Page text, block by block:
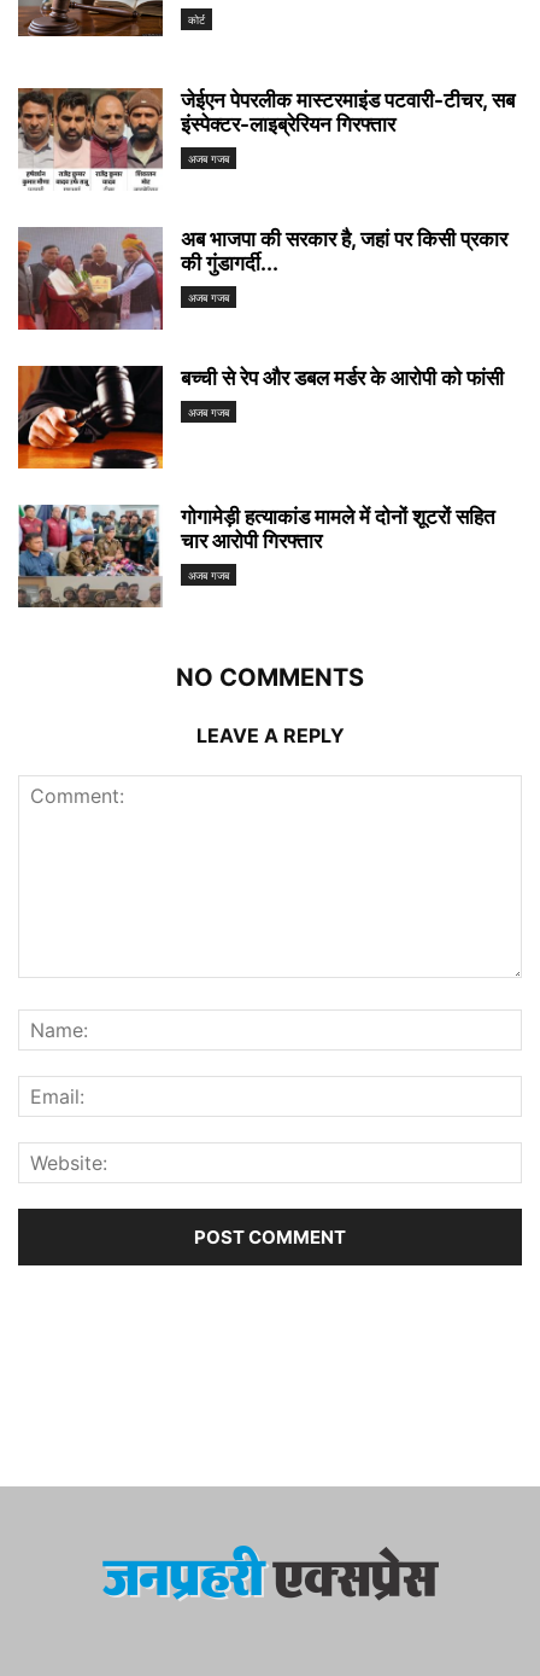
कोर्ट
जेईएन पेपरलीक मास्टरमाइंड पटवारी-टीचर, सब
इंस्पेक्टर-लाइब्रेरियन गिरफ्तार
अजब गजब
अब भाजपा की सरकार है, जहां पर किसी प्रकार
की गुंडागर्दी...
अजब गजब
बच्ची से रेप और डबल मर्डर के आरोपी को फांसी
अजब गजब
गोगामेड़ी हत्याकांड मामले में दोनों शूटरों सहित
चार आरोपी गिरफ्तार
अजब गजब
NO COMMENTS
LEAVE A REPLY